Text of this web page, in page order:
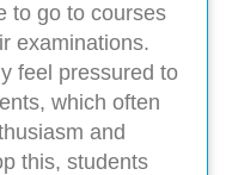
to go to courses
examinations.
feel pressured to
which often
and
this, students